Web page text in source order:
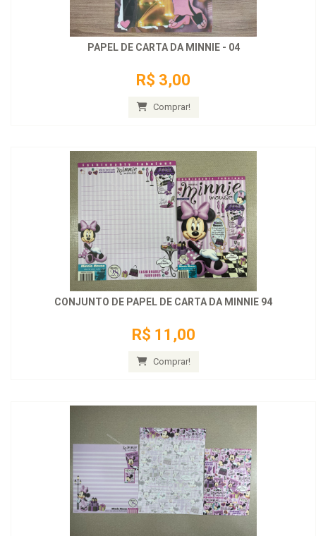
PAPEL DE CARTA DA MINNIE - 04
R$ 3,00
Comprar!
CONJUNTO DE PAPEL DE CARTA DA MINNIE 94
R$ 11,00
Comprar!